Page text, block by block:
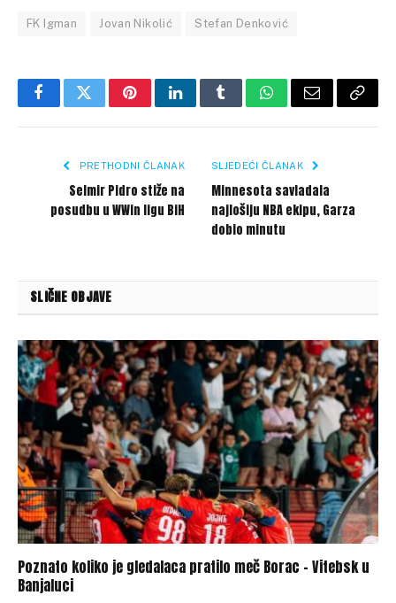
FK Igman Jovan Nikolić Stefan Denković
FacebookTwitterPinterestLinkedInTumblrWhatsApp
Email Copy
PRETHODNI ČLANAK
Selmir Pidro stiže na
posudbu u WWin ligu BiH
SLJEDEĆI ČLANAK
Minnesota savladala
najlošiju NBA ekipu, Garza
dobio minutu
SLIČNE OBJAVE
Poznato koliko je gledalaca pratilo meč Borac – Vitebsk u
Banjaluci